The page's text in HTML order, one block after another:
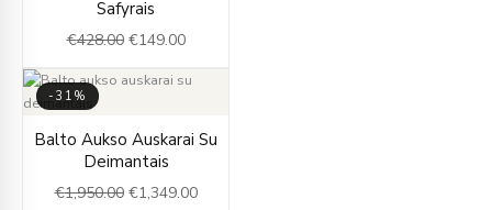
Safyrais
€428.00
was:
€428.00.
€149.00€149.00.
-31%
Balto Aukso Auskarai Su
Deimantais
€1,950.00
price
was:
€1,950.00.
€1,349.00
price
€1,349.00.